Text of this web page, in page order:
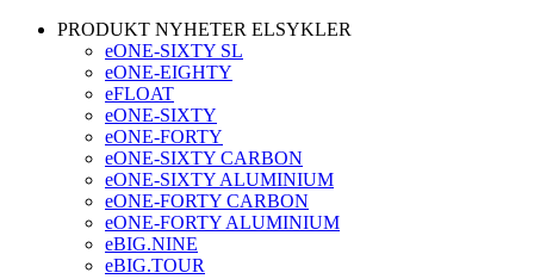
PRODUKT NYHETER ELSYKLER
eONE-SIXTY SL
eONE-EIGHTY
eFLOAT
eONE-SIXTY
eONE-FORTY
eONE-SIXTY CARBON
eONE-SIXTY ALUMINIUM
eONE-FORTY CARBON
eONE-FORTY ALUMINIUM
eBIG.NINE
eBIG.TOUR